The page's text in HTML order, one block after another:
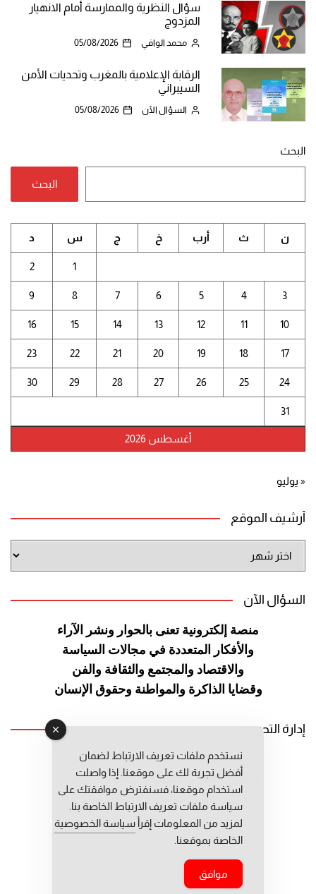
سؤال النظرية والممارسة أمام الانهيار
المزدوج
محمد الوافي 05/08/2026
الرقابة الإعلامية بالمغرب وتحديات الأمن
السيبراني
السؤال الآن 05/08/2026
البحث
البحث
أغسطس 2026
ن ث أرب خ ج س د
1
2
3
4
5
6
7
8
9
10
11
12
13
14
15
16
17
18
19
20
21
22
23
24
25
26
27
28
29
30
31
« يوليو
أرشيف الموقع
الموقع
السؤال الآن
منصة إلكترونية تعنى بالحوار ونشر
الآراء
والأفكار المتعددة في مجالات السياسة
والاقتصاد والمجتمع والثقافة والفن
وقضايا الذاكرة والمواطنة وحقوق الإنسان
إدارة التحرير
رئيس التحرير: عبد الرحيم التوراني
رئيس التحرير المساعد: المعطي قبال
مديرة التحرير: فاطمة حوحو
جميع حقوق النشر محفوظة © 2026
نستخدم ملفات تعريف الارتباط لضمان
أفضل تجربة لك على موقعنا. إذا واصلت
استخدام موقعنا، فسنفترض موافقتك على
سياسة ملفات تعريف الارتباط الخاصة بنا.
لمزيد من المعلومات إقرأ سياسة الخصوصية
الخاصة بموقعنا.
موافق